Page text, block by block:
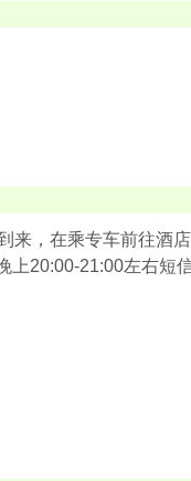
来，在乘专车前往酒
20:00-21:00左右短